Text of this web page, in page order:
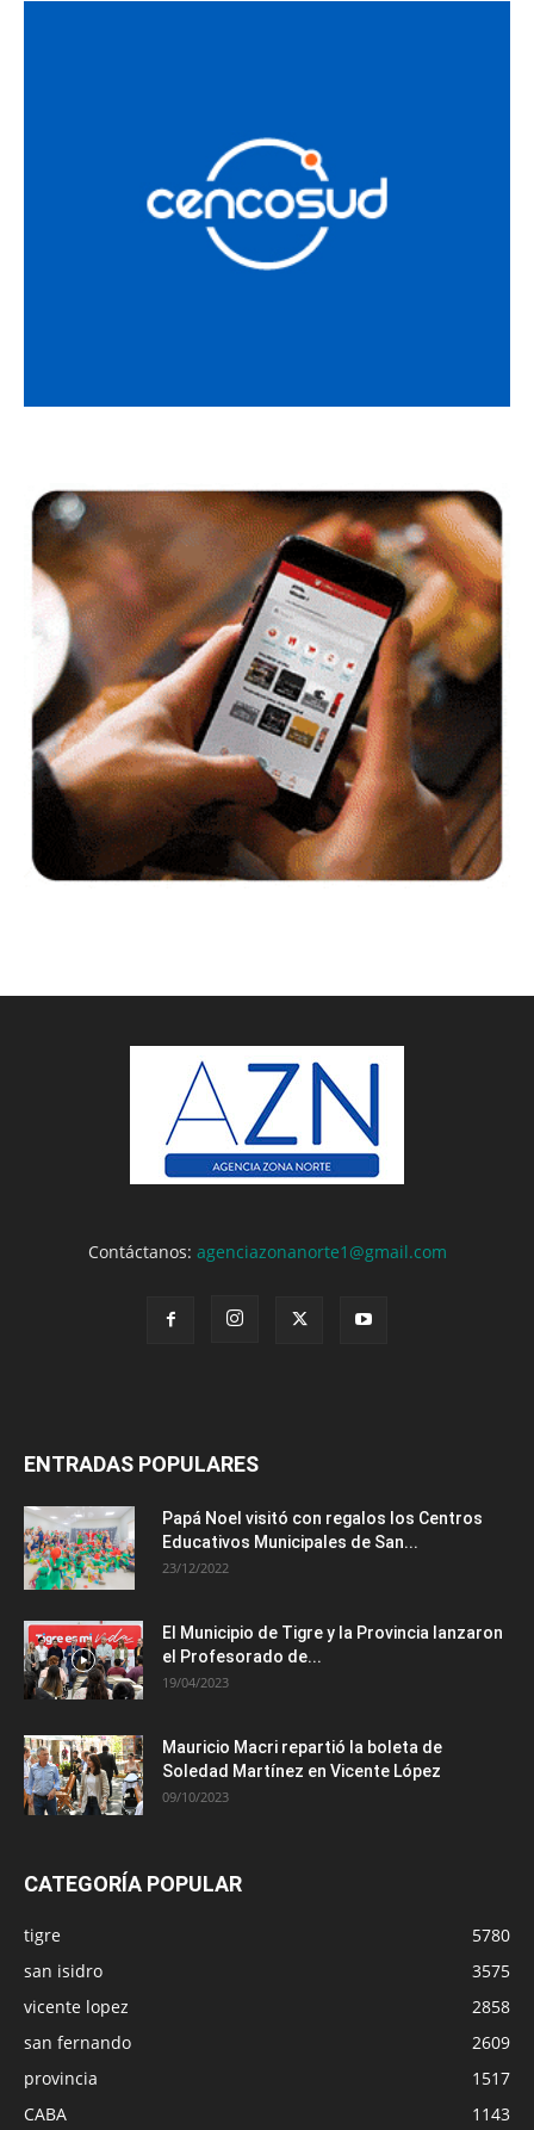
Contáctanos: agenciazonanorte1@gmail.com
ENTRADAS POPULARES
Papá Noel visitó con regalos los Centros
Educativos Municipales de San...
23/12/2022
El Municipio de Tigre y la Provincia lanzaron
el Profesorado de...
19/04/2023
Mauricio Macri repartió la boleta de
Soledad Martínez en Vicente López
09/10/2023
CATEGORÍA POPULAR
tigre
5780
san isidro
3575
vicente lopez
2858
san fernando
2609
provincia
1517
CABA
1143